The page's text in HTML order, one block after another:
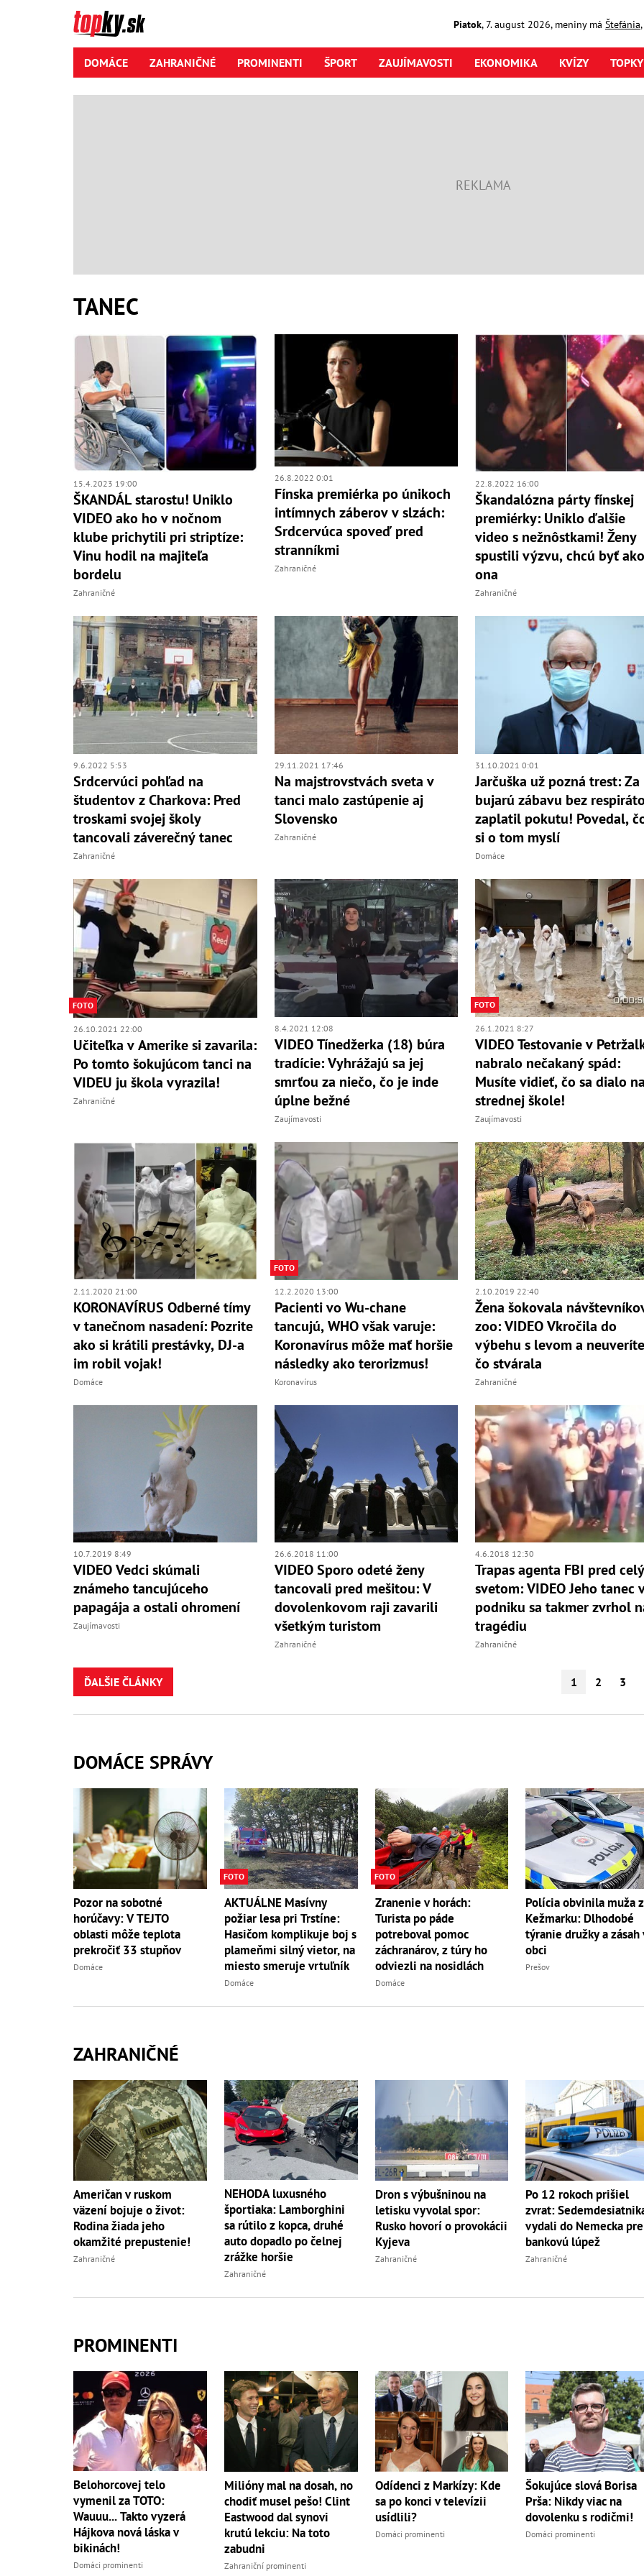
Piatok,7. august2026, meniny má Štefánia
DOMÁCE ZAHRANIČNÉ PROMINENTI ŠPORT ZAUJÍMAVOSTI EKONOMIKA KVÍZY
TANEC
15.4.2023 19:00
ŠKANDÁL starostu! Uniklo
VIDEO ako ho v nočnom
klube prichytili pri striptíze:
Vinu hodil na majiteľa
bordelu
Zahraničné
26.8.2022 0:01
Fínska premiérka po únikoch
intímnych záberov v slzách:
Srdcervúca spoveď pred
stranníkmi
Zahraničné
22.8.2022 16:00
Škandalózna párty fínskej
premiérky: Uniklo ďalšie
video s nežnôstkami! Ženy
spustili výzvu, chcú byť
ona
Zahraničné
9.6.2022 5:53
Srdcervúci pohľad na
študentov z Charkova: Pred
troskami svojej školy
tancovali záverečný tanec
Zahraničné
29.11.2021 17:46
Na majstrovstvách sveta v
tanci malo zastúpenie aj
Slovensko
Zahraničné
31.10.2021 0:01
Jarčuška už pozná trest: Za
bujarú zábavu bez
zaplatil pokutu! Povedal,
si o tom myslí
Domáce
FOTO
26.10.2021 22:00
Učiteľka v Amerike si zavarila:
Po tomto šokujúcom tanci na
VIDEU ju škola vyrazila!
Zahraničné
8.4.2021 12:08
VIDEO Tínedžerka (18) búra
tradície: Vyhrážajú sa jej
smrťou za niečo, čo je inde
úplne bežné
Zaujímavosti
FOTO
26.1.2021 8:27
VIDEO Testovanie v
nabralo nečakaný spád:
Musíte vidieť, čo sa dialo
strednej škole!
Zaujímavosti
2.11.2020 21:00
KORONAVÍRUS Odberné tímy
v tanečnom nasadení: Pozrite
ako si krátili prestávky, DJ-a
im robil vojak!
Domáce
FOTO
12.2.2020 13:00
Pacienti vo Wu-chane
tancujú, WHO však varuje:
Koronavírus môže mať horšie
následky ako terorizmus!
Koronavírus
2.10.2019 22:40
Žena šokovala
zoo: VIDEO Vkročila do
výbehu s levom a
čo stvárala
Zahraničné
10.7.2019 8:49
VIDEO Vedci skúmali
známeho tancujúceho
papagája a ostali ohromení
Zaujímavosti
26.6.2018 11:00
VIDEO Sporo odeté ženy
tancovali pred mešitou: V
dovolenkovom raji zavarili
všetkým turistom
Zahraničné
4.6.2018 12:30
Trapas agenta FBI pred
svetom: VIDEO Jeho tanec
podniku sa takmer zvrhol
tragédiu
Zahraničné
ĎALŠIE ČLÁNKY 1 2 3
DOMÁCE SPRÁVY
Pozor na sobotné
horúčavy: V TEJTO
oblasti môže teplota
prekročiť 33 stupňov
Domáce
FOTO
AKTUÁLNE Masívny
požiar lesa pri Trstíne:
Hasičom komplikuje boj s
plameňmi silný vietor, na
miesto smeruje vrtuľník
Domáce
FOTO
Zranenie v horách:
Turista po páde
potreboval pomoc
záchranárov, z túry ho
odviezli na nosidlách
Domáce
Polícia obvinila muža z
Kežmarku: Dlhodobé
týranie družky a zásah
obci
Prešov
ZAHRANIČNÉ
Američan v ruskom
väzení bojuje o život:
Rodina žiada jeho
okamžité prepustenie!
Zahraničné
NEHODA luxusného
športiaka: Lamborghini
sa rútilo z kopca, druhé
auto dopadlo po čelnej
zrážke horšie
Zahraničné
Dron s výbušninou na
letisku vyvolal spor:
Rusko hovorí o provokácii
Kyjeva
Zahraničné
Po 12 rokoch prišiel
zvrat:
vydali do Nemecka pre
bankovú lúpež
Zahraničné
PROMINENTI
Belohorcovej telo
vymenil za TOTO:
Wauuu... Takto vyzerá
Hájkova nová láska v
bikinách!
Domáci prominenti
Milióny mal na dosah, no
chodiť musel pešo! Clint
Eastwood dal synovi
krutú lekciu: Na toto
zabudni
Zahraniční prominenti
Odídenci z Markízy: Kde
sa po konci v televízii
usídlili?
Domáci prominenti
Šokujúce slová Borisa
Prša: Nikdy viac na
dovolenku s rodičmi!
Domáci prominenti